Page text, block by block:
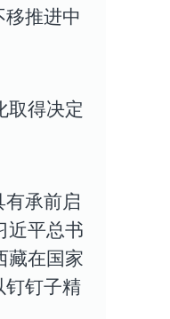
推进中
取得决定
承前启
近平总书
藏在国家
钉钉子精